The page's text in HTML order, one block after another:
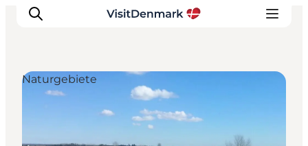
Inspiration
Naturgebiete